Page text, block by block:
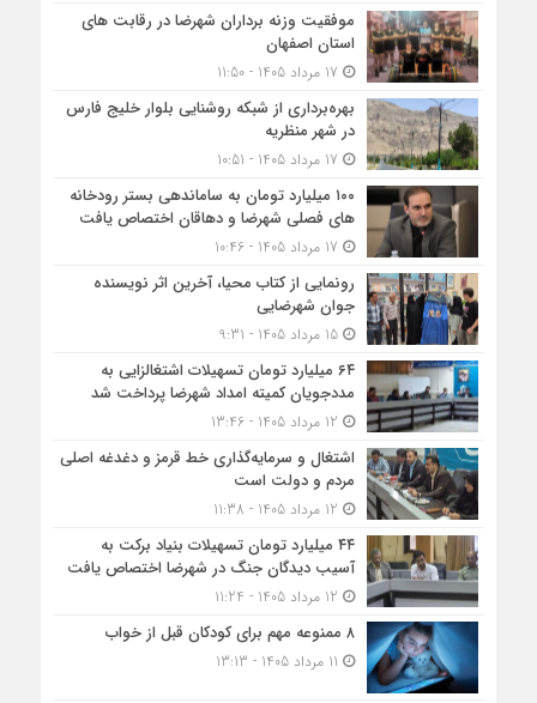
موفقیت وزنه برداران شهرضا در رقابت های
استان اصفهان
بهره‌برداری از شبکه روشنایی بلوار خلیج فارس
در شهر منظریه
۱۰۰ میلیارد تومان به ساماندهی بستر رودخانه
های فصلی شهرضا و دهاقان اختصاص یافت
رونمایی از کتاب محیا، آخرین اثر نویسنده
جوان شهرضایی
15 مرداد 1405 - 9:31
۶۴ میلیارد تومان تسهیلات اشتغالزایی به
مددجویان کمیته امداد شهرضا پرداخت شد
اشتغال و سرمایه‌گذاری خط قرمز و دغدغه اصلی
مردم و دولت است
۴۴ میلیارد تومان تسهیلات بنیاد برکت به
آسیب دیدگان جنگ در شهرضا اختصاص یافت
۸ ممنوعه مهم برای کودکان قبل از خواب